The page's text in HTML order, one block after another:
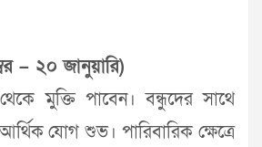
– ২০ জানুয়ারি)
মুক্তি পাবেন। বন্ধুদের সাথে
যোগ শুভ। পারিবারিক ক্ষেত্রে